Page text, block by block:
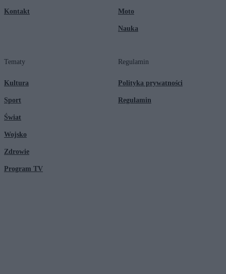
Kontakt Moto
Nauka
Tematy
Kultura
Sport
Świat
Wojsko
Zdrowie
Program TV
Regulamin
Polityka prywatności
Regulamin